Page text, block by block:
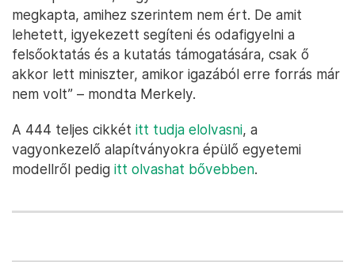
megkapta, amihez szerintem nem ért. De amit
lehetett, igyekezett segíteni és odafigyelni a
felsőoktatás és a kutatás támogatására, csak ő
akkor lett miniszter, amikor igazából erre forrás már
nem volt” – mondta Merkely.
A 444 teljes cikkét itt tudja elolvasni, a
vagyonkezelő alapítványokra épülő egyetemi
modellről pedig itt olvashat bővebben.